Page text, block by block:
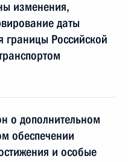
изменения,
даты
границы Российской
о дополнительном
обеспечении
и особые